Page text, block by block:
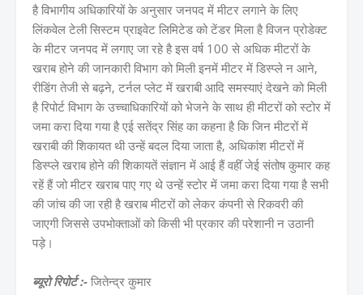
है विभागीय अधिकारियों के अनुसार जनपद में मीटर लगाने के लिए
लिंकवेल टेली सिस्टम प्राइवेट लिमिटेड को टेंडर मिला है विजन प्रोडेक्ट
के मीटर जनपद में लगाए जा रहे है इस वर्ष 100 से अधिक मीटरों के
खराब होने की जानकारी विभाग को मिली इनमें मीटर में डिस्प्ले न आने,
रीडिंग तेजी से बढ़ने, टर्नल प्लेट में खराबी आदि समस्याएं देखने को मिली
है रिपोर्ट विभाग के उच्चाधिकारियों को भेजने के साथ ही मीटरों को स्टोर में
जमा करा दिया गया है एई सतेंद्र सिंह का कहना है कि जिन मीटरों में
खराबी की शिकायत थी उन्हें बदल दिया जाता है, अधिकांश मीटरों में
डिस्प्ले खराब होने की शिकायतें संज्ञान में आई हैं वहींं जेई संतोष कुमार कह
रहें हैं जो मीटर खराब पाए गए थे उन्हें स्टोर में जमा करा दिया गया है सभी
की जांच की जा रही है खराब मीटरों को लेकर कंपनी से रिकवरी की
जाएगी जिससे उपभोक्ताओं को किसी भी प्रकार की परेशानी न उठानी
पड़े।
ब्यूरो रिपोर्ट :- जितेन्द्र कुमार